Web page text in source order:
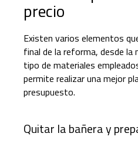
precio
Existen varios elementos
final de la reforma, desde la
tipo de materiales
permite realizar una mejor
presupuesto.
Quitar la bañera y